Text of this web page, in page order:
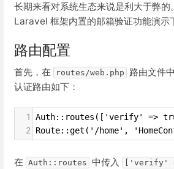
长期来看对系统生态来说是利大于弊的
Laravel 框架内置的邮箱验证功能演示
路由配置
首先，在 routes/web.php
路由文件
认证路由如下：
1 Auth::routes(['verify' =>
2 Route::get('/home',
在 Auth::routes 中传入 ['verify'